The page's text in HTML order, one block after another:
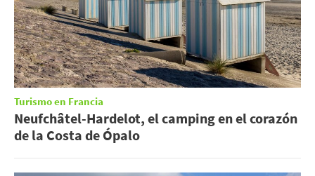
Turismo en Francia
Neufchâtel-Hardelot, el camping en el corazón
de la Costa de Ópalo